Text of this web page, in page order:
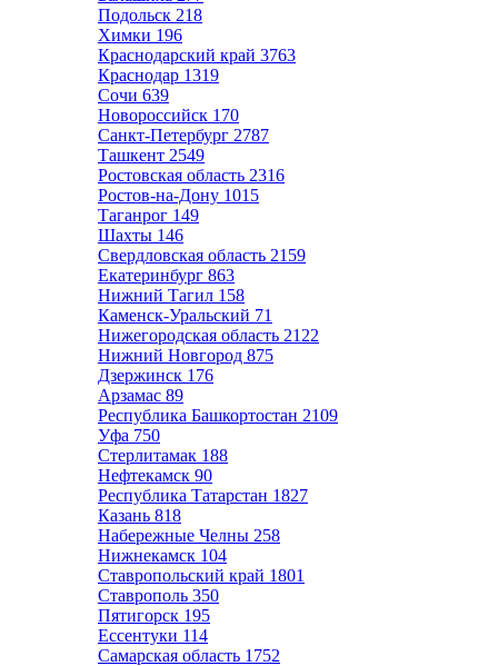
Подольск 218
Химки 196
Краснодарский край 3763
Краснодар 1319
Сочи 639
Новороссийск 170
Санкт-Петербург 2787
Ташкент 2549
Ростовская область 2316
Ростов-на-Дону 1015
Таганрог 149
Шахты 146
Свердловская область 2159
Екатеринбург 863
Нижний Тагил 158
Каменск-Уральский 71
Нижегородская область 2122
Нижний Новгород 875
Дзержинск 176
Арзамас 89
Республика Башкортостан 2109
Уфа 750
Стерлитамак 188
Нефтекамск 90
Республика Татарстан 1827
Казань 818
Набережные Челны 258
Нижнекамск 104
Ставропольский край 1801
Ставрополь 350
Пятигорск 195
Ессентуки 114
Самарская область 1752